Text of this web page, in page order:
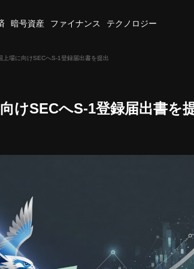
暗号資産 ファイナンス テクノロジー
上場に向けSECへS-1登録届出書を提出
けSECへS-1登録届出書を